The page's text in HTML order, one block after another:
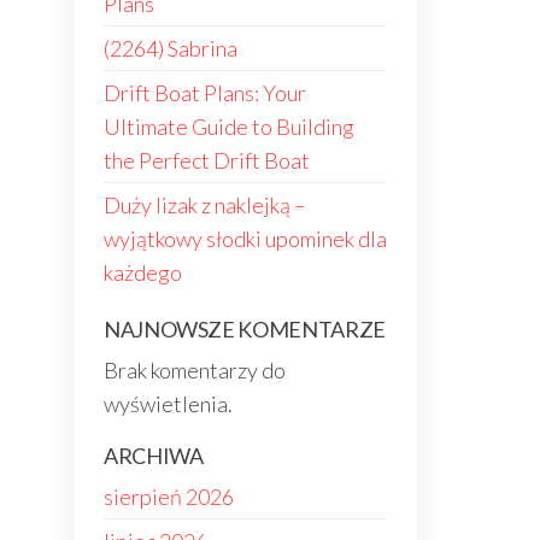
(2264) Sabrina
Drift Boat Plans: Your
Ultimate Guide to Building
the Perfect Drift Boat
Duży lizak z naklejką –
wyjątkowy słodki upominek dla
każdego
NAJNOWSZE KOMENTARZE
Brak komentarzy do
wyświetlenia.
ARCHIWA
sierpień 2026